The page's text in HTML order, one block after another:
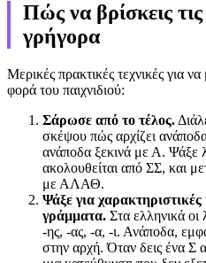
Πώς να βρίσκεις τις
γρήγορα
Μερικές πρακτικές τεχνικές για
φορά του παιχνιδιού:
Σάρωσε από το τέλος.
σκέψου πώς αρχίζει
ανάποδα ξεκινά με Α. Ψάξε
ακολουθείται από ΣΣ, και
με ΑΛΑΘ.
Ψάξε για
γράμματα. Στα ελληνικά οι
-ης, -ας, -α, -ι. Ανάποδα,
στην αρχή. Όταν δεις ένα